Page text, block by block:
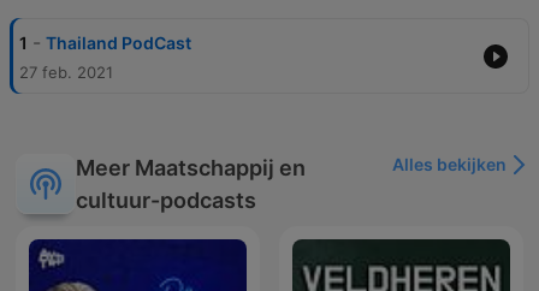
1 - Thailand PodCast
27 feb. 2021
Meer Maatschappij en
cultuur-podcasts
Alles bekijken